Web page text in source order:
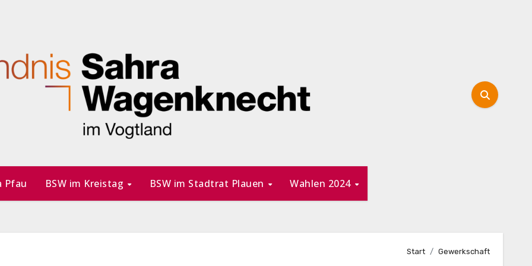
Pfau BSW im Kreistag BSW im Stadtrat Plauen Wahlen 2024
Start Gewerkschaft